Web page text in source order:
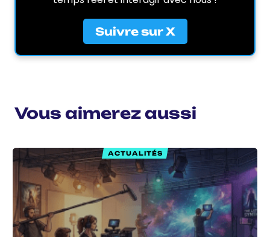
Suivre sur X
Vous aimerez aussi
ACTUALITÉS